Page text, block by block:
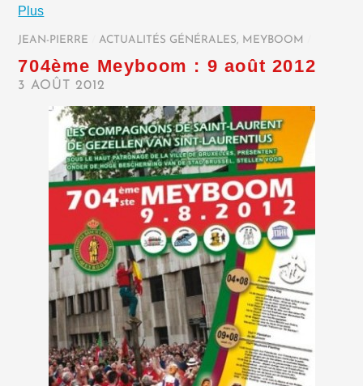
Plus
JEAN-PIERRE ACTUALITÉS GÉNÉRALES, MEYBOOM
704ème Meyboom : 9 août 2012
3 AOÛT 2012